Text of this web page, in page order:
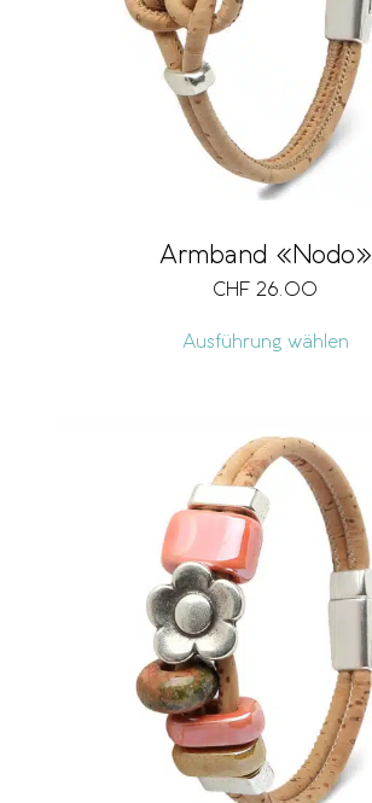
Armband «Nodo»
CHF 26.00
Ausführung wählen